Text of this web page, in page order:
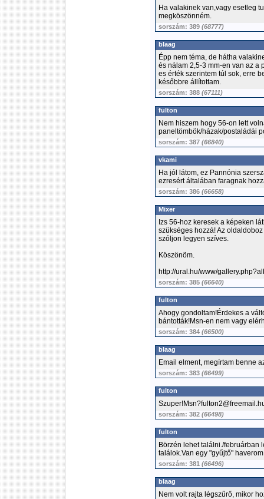
Ha valakinek van,vagy esetleg
megköszönném.
sorszám: 389 (68777)
blaag
Épp nem téma, de hátha
és nálam 2,5-3 mm-en van az a
es érték szerintem túl sok, erre
későbbre állítottam.
sorszám: 388 (67111)
fulton
Nem hiszem hogy 56-on lett
paneltömbök/házak/postaládái
sorszám: 387 (66840)
vkami
Ha jól látom, ez Pannónia
ezresért általában faragnak
sorszám: 386 (66658)
Mixer
Izs 56-hoz keresek a képeken
szükséges hozzá! Az
szóljon legyen szíves.
Köszönöm.
http://ural.hu/www/
sorszám: 385 (66640)
fulton
Ahogy gondoltam!Érdekes a
bántották!Msn-en nem vagy
sorszám: 384 (66500)
blaag
Email elment, megírtam benne
sorszám: 383 (66499)
fulton
sorszám: 382 (66498)
fulton
Börzén lehet találni./februárban
találok.Van egy "gyűjtő"
sorszám: 381 (66496)
blaag
Nem volt rajta légszűrő, mikor